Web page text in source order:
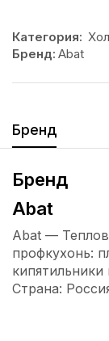
Категория:
Бренд: Abat
Бренд
Бренд
Abat
Abat —
профкухонь:
Страна: